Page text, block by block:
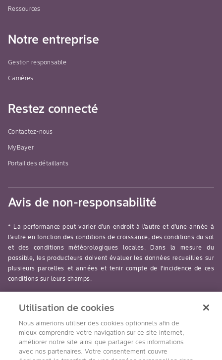
Ressources
Notre entreprise
Gestion responsable
Carrières
Restez connecté
Contactez-nous
MyBayer
Portail des détaillants
Avis de non-responsabilité
* La performance peut varier d’un endroit à l’autre et d’une année à
l’autre en fonction des conditions de croissance, des conditions du sol
et des conditions météorologiques locales. Dans la mesure du
possible, les producteurs doivent évaluer les données recueillies sur
plusieurs parcelles et années et tenir compte de l’incidence de ces
conditions sur leurs champs.
Suivez nous
Utilisation de cookies
Nous aimerions utiliser des cookies optionnels afin de
mieux comprendre votre navigation sur ce site internet,
améliorer notre site ainsi que partager ces informations
avec nos partenaires. Votre consentement couvre